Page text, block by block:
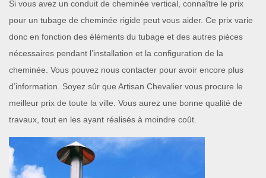
Si vous avez un conduit de cheminée vertical, connaître le prix
pour un tubage de cheminée rigide peut vous aider. Ce prix varie
donc en fonction des éléments du tubage et des autres pièces
nécessaires pendant l’installation et la configuration de la
cheminée. Vous pouvez nous contacter pour avoir encore plus
d’information. Soyez sûr que Artisan Chevalier vous procure le
meilleur prix de toute la ville. Vous aurez une bonne qualité de
travaux, tout en les ayant réalisés à moindre coût.